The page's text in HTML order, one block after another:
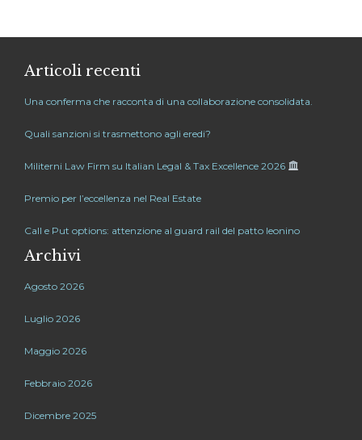
Articoli recenti
Una conferma che racconta di una collaborazione consolidata.
Quali sanzioni si trasmettono agli eredi?
Militerni Law Firm su Italian Legal & Tax Excellence 2026
Premio per l’eccellenza nel Real Estate
Call e Put options: attenzione al guard rail del patto leonino
Archivi
Agosto 2026
Luglio 2026
Maggio 2026
Febbraio 2026
Dicembre 2025